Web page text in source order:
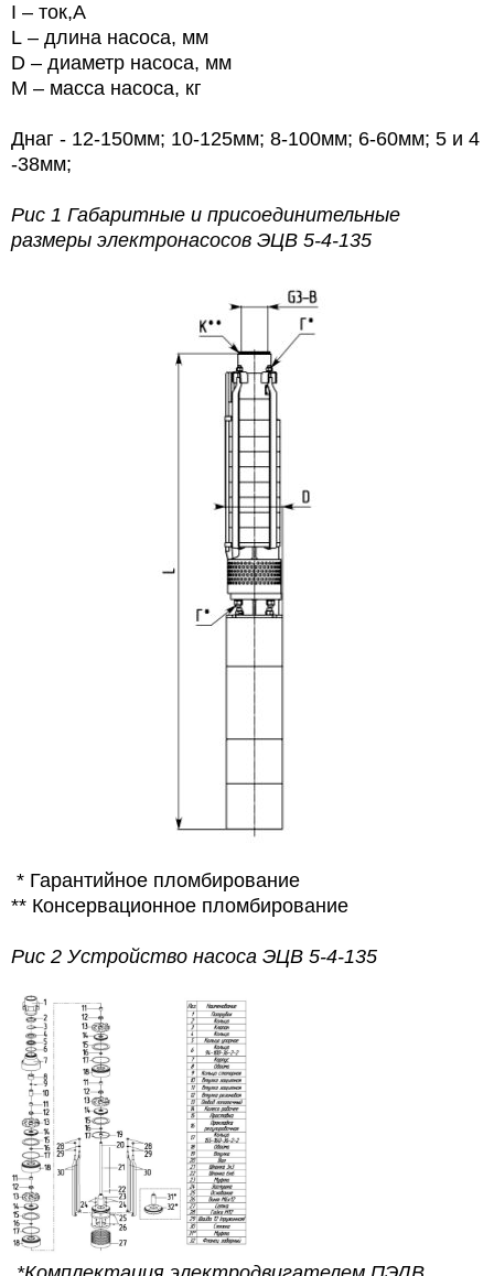
I – ток,А
L – длина насоса, мм
D – диаметр насоса, мм
M – масса насоса, кг
Днаг - 12-150мм; 10-125мм; 8-100мм; 6-60мм; 5 и 4
-38мм;
Рис 1 Габаритные и присоединительные
размеры электронасосов ЭЦВ 5-4-135
* Гарантийное пломбирование
** Консервационное пломбирование
Рис 2 Устройство насоса ЭЦВ 5-4-135